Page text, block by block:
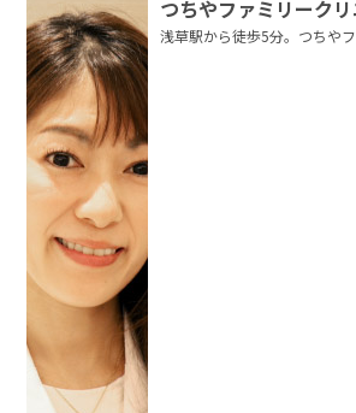
つちやファミリーク
浅草駅から徒歩5分。つちや